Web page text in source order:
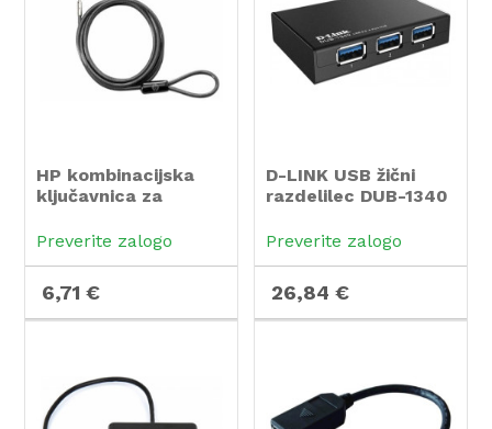
HP kombinacijska
ključavnica za
Preverite zalogo
6,71 €
D-LINK USB žični
razdelilec DUB-1340
Preverite zalogo
26,84 €